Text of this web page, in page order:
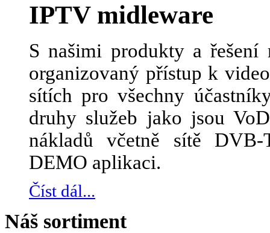
IPTV midleware
S našimi produkty a řešení
organizovaný přístup k
sítích pro všechny
druhy služeb jako jsou
nákladů včetně sítě
DEMO aplikaci.
Číst dál...
Náš sortiment